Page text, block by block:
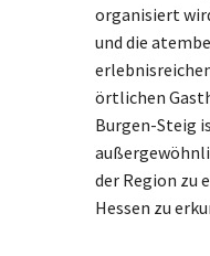
organisiert
und die
örtlichen
Burgen-Steig
der Region zu
Hessen zu